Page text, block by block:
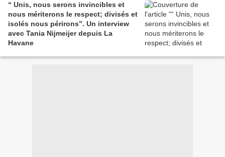
“ Unis, nous serons invincibles et
nous mériterons le respect; divisés et
isolés nous périrons”. Un interview
avec Tania Nijmeijer depuis La
Havane